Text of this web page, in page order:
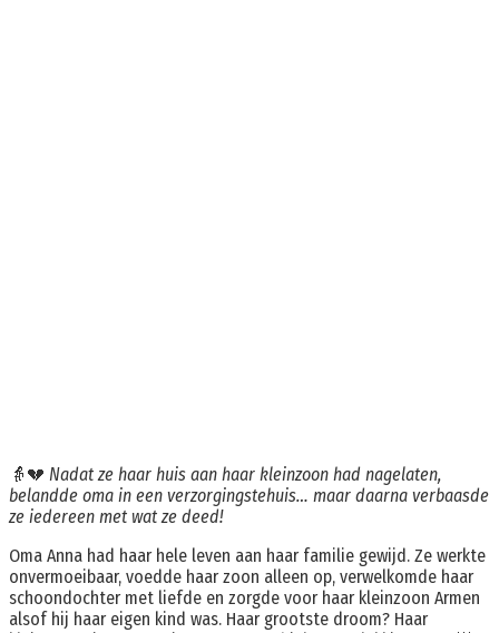
👵💔 Nadat ze haar huis aan haar kleinzoon had nagelaten,
belandde oma in een verzorgingstehuis… maar daarna verbaasde
ze iedereen met wat ze deed!
Oma Anna had haar hele leven aan haar familie gewijd. Ze werkte
onvermoeibaar, voedde haar zoon alleen op, verwelkomde haar
schoondochter met liefde en zorgde voor haar kleinzoon Armen
alsof hij haar eigen kind was. Haar grootste droom? Haar